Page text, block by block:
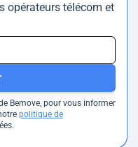
opérateurs télécom et
Bemove, pour vous informer
politique de